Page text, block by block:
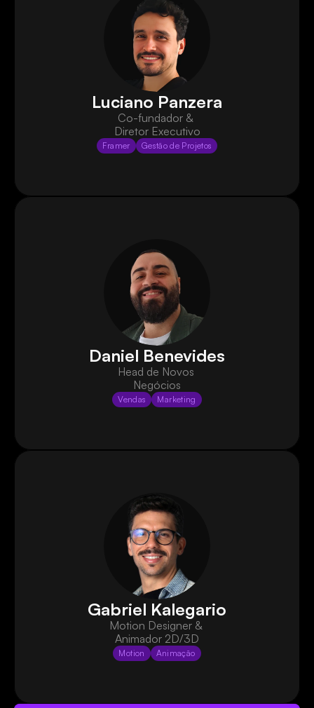
Luciano Panzera
Co-fundador &
Diretor Executivo
Framer Gestão de Projetos
Daniel Benevides
Head de Novos
Negócios
Vendas Marketing
Gabriel Kalegario
Motion Designer &
Animador 2D/3D
Motion Animação